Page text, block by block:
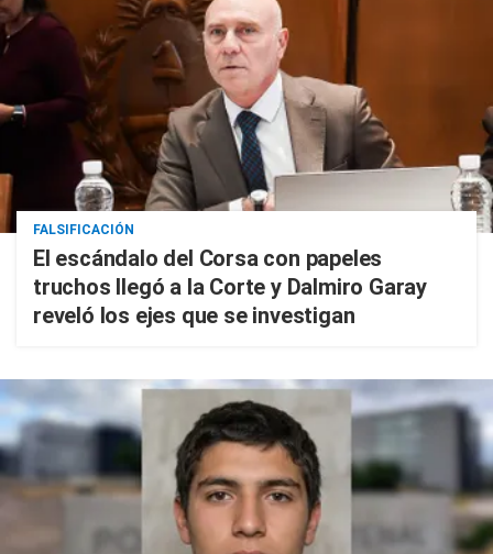
FALSIFICACIÓN
El escándalo del Corsa con papeles
truchos llegó a la Corte y Dalmiro Garay
reveló los ejes que se investigan